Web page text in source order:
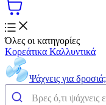
Όλες οι κατηγορίες
Κορεάτικα Καλλυντικά
Ψάχνεις για δροσιά;